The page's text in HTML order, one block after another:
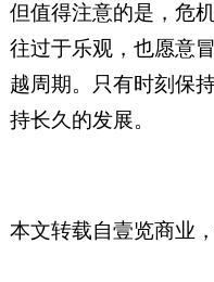
但值得注意的是，危
往过于乐观，也愿意
越周期。只有时刻保
持长久的发展。
本文转载自壹览商业，